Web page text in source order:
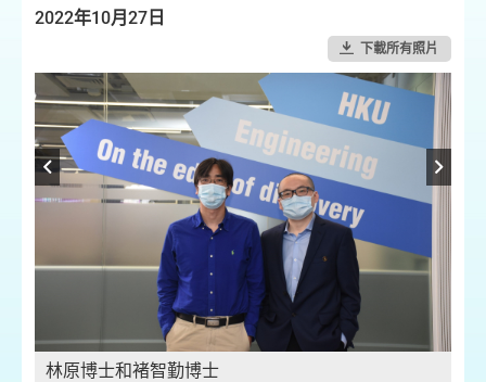
2022年10月27日
下載所有照片
林原博士和褚智勤博士